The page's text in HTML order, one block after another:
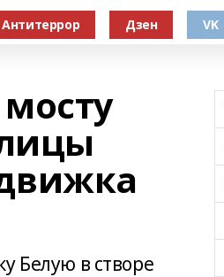
Антитеррор Дзен VK
Белую в створе